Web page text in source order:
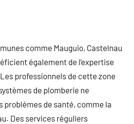
comme Mauguio, Castelnau
également de l’expertise
professionnels de cette zone
de plomberie ne
problèmes de santé, comme la
Des services réguliers